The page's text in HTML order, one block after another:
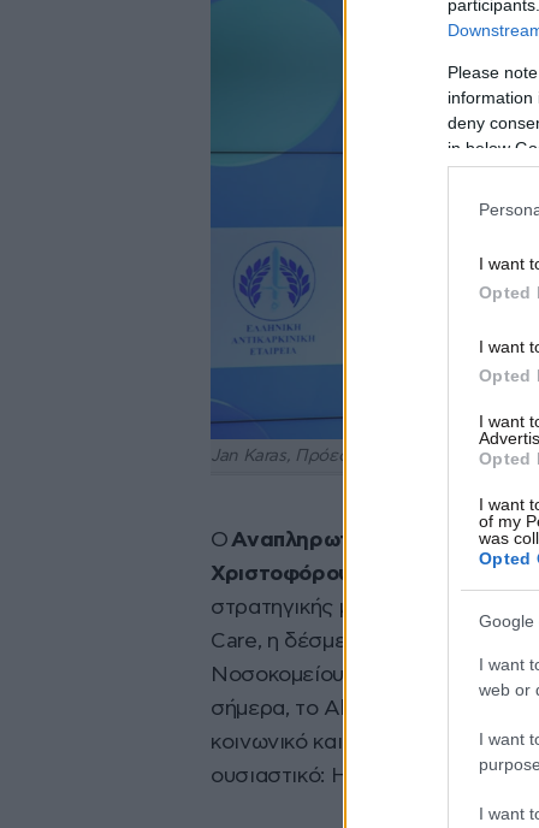
Please
information
deny
in below
I want
Opted
I want
Opted
I want
Opted
I want
of my
was
Opted
Google
I want
web or
I want
I want
Jan Karas, Πρόεδρος και Διευθύνων
Ο Αναπληρωτής Διευθύνων
Χριστοφόρου
, σημείωσε: «Εδώ
στρατηγικής μας για την
Care, η δέσμευση αυτή γίνεται
Νοσοκομείου «Μεταξά» και τις
σήμερα, το Allwyn Care
κοινωνικό και εθνικό
ουσιαστικό: Η φροντίδα μπορεί